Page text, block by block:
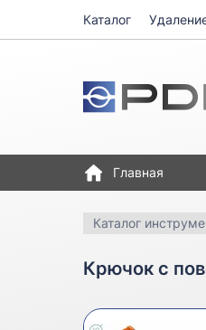
Каталог
Главная
Каталог
Крючок с